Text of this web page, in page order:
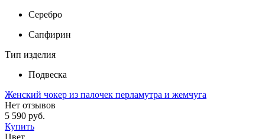
Серебро
Сапфирин
Тип изделия
Подвеска
Женский чокер из палочек перламутра и жемчуга
Нет отзывов
5 590 руб.
Купить
Цвет